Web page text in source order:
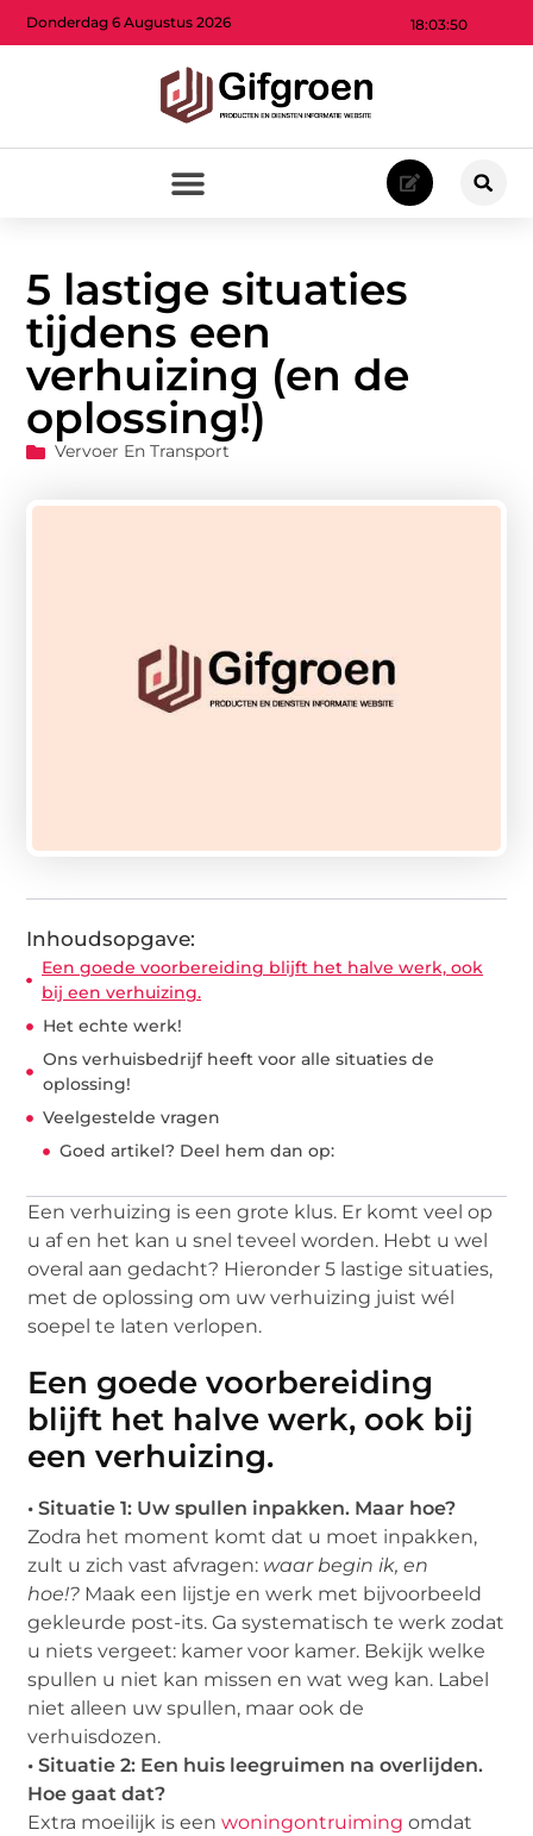
18:03:52
Donderdag 6 Augustus 2026
5 lastige situaties
tijdens een
verhuizing (en de
oplossing!)
Vervoer En Transport
Inhoudsopgave:
Een goede voorbereiding blijft het halve werk, ook
bij een verhuizing.
Het echte werk!
Ons verhuisbedrijf heeft voor alle situaties de
oplossing!
Veelgestelde vragen
Goed artikel? Deel hem dan op:
Een verhuizing is een grote klus. Er komt veel op
u af en het kan u snel teveel worden. Hebt u wel
overal aan gedacht? Hieronder 5 lastige situaties,
met de oplossing om uw verhuizing juist wél
soepel te laten verlopen.
Een goede voorbereiding
blijft het halve werk, ook bij
een verhuizing.
• Situatie 1: Uw spullen inpakken. Maar hoe?
Zodra het moment komt dat u moet inpakken,
zult u zich vast afvragen: waar begin ik, en
hoe!? Maak een lijstje en werk met bijvoorbeeld
gekleurde post-its. Ga systematisch te werk zodat
u niets vergeet: kamer voor kamer. Bekijk welke
spullen u niet kan missen en wat weg kan. Label
niet alleen uw spullen, maar ook de
verhuisdozen.
• Situatie 2: Een huis leegruimen na overlijden.
Hoe gaat dat?
Extra moeilijk is eenwoningontruiming omdat